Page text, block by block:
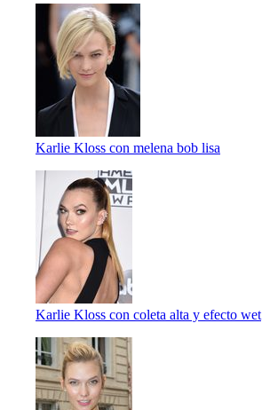
Karlie Kloss con melena bob lisa
Karlie Kloss con coleta alta y efecto wet